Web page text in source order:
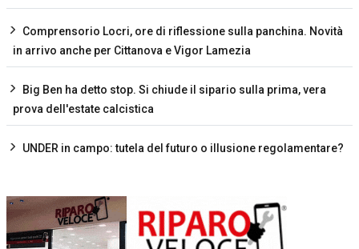
Comprensorio Locri, ore di riflessione sulla panchina. Novità
in arrivo anche per Cittanova e Vigor Lamezia
Big Ben ha detto stop. Si chiude il sipario sulla prima, vera
prova dell'estate calcistica
UNDER in campo: tutela del futuro o illusione regolamentare?